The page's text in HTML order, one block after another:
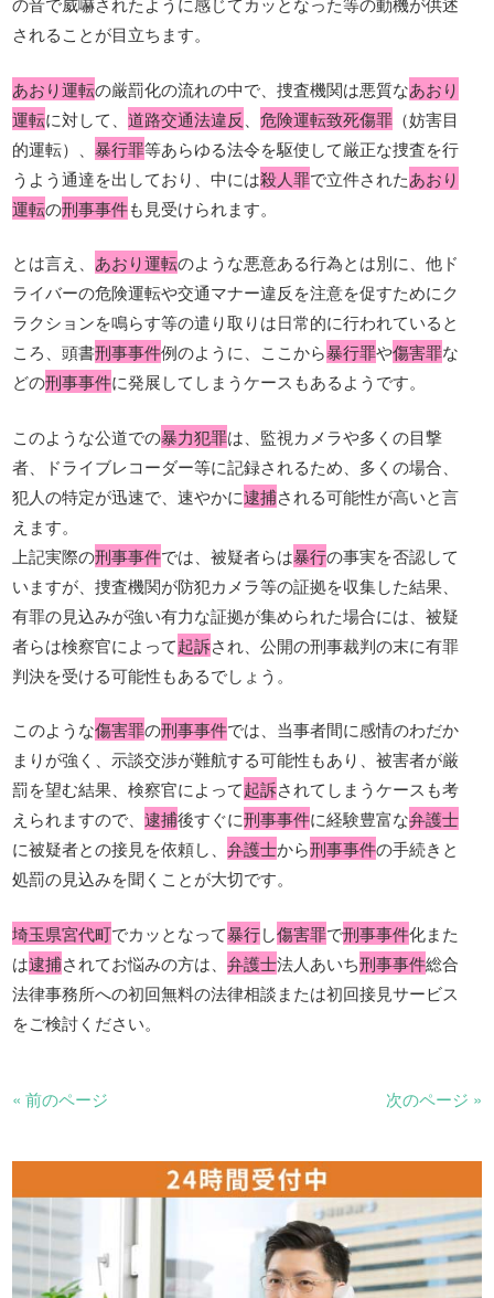
されることが目立ちます。
あおり運転の厳罰化の流れの中で、捜査機関は悪質なあおり
運転に対して、道路交通法違反 、危険運転致死傷罪 （妨害目
的運転）、暴行罪等あらゆる法令を駆使して厳正な捜査を行
うよう通達を出しており、中には殺人罪で立件されたあおり
運転の刑事事件も見受けられます。
とは言え、 あおり運転のような悪意ある行為とは別に、他ド
ライバーの危険運転や交通マナー違反を注意を促すためにク
ラクションを鳴らす等の遣り取りは日常的に行われていると
ころ、頭書刑事事件例のように、ここから暴行罪や傷害罪な
どの刑事事件に発展してしまうケースもあるようです。
このような公道での暴力犯罪は、監視カメラや多くの目撃
者、ドライブレコーダー等に記録されるため、多くの場合、
犯人の特定が迅速で、速やかに逮捕される可能性が高いと言
えます。
上記実際の刑事事件では、被疑者らは暴行の事実を否認して
いますが、捜査機関が防犯カメラ等の証拠を収集した結果、
有罪の見込みが強い有力な証拠が集められた場合には、被疑
者らは検察官によって起訴され、公開の刑事裁判の末に有罪
判決を受ける可能性もあるでしょう。
このような傷害罪の刑事事件では、当事者間に感情のわだか
まりが強く、示談交渉が難航する可能性もあり、被害者が厳
罰を望む結果、検察官によって起訴されてしまうケースも考
えられますので、逮捕後すぐに刑事事件に経験豊富な弁護士
に被疑者との接見を依頼し、弁護士から刑事事件の手続きと
処罰の見込みを聞くことが大切です。
埼玉県宮代町でカッとなって暴行し傷害罪で刑事事件化また
は逮捕されてお悩みの方は、弁護士法人あいち刑事事件総合
法律事務所への初回無料の法律相談または初回接見サービス
をご検討ください。
« 前のページ 次のページ »